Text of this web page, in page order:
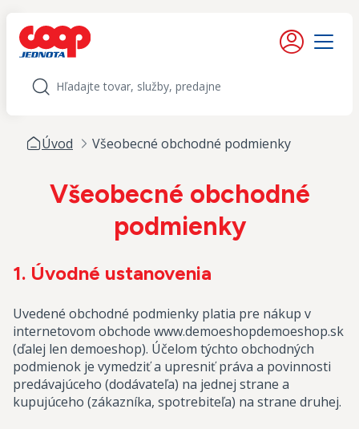
Moje konto
Menu
Hľadať
Úvod Všeobecné obchodné podmienky
Všeobecné obchodné
podmienky
1. Úvodné ustanovenia
Uvedené obchodné podmienky platia pre nákup v
internetovom obchode www.demoeshopdemoeshop.sk
(ďalej len demoeshop). Účelom týchto obchodných
podmienok je vymedziť a upresniť práva a povinnosti
predávajúceho (dodávateľa) na jednej strane a
kupujúceho (zákazníka, spotrebiteľa) na strane druhej.